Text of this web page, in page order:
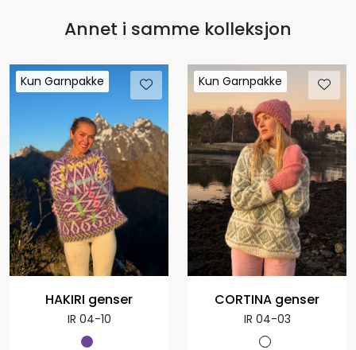
Annet i samme kolleksjon
Kun Garnpakke
Kun Garnpakke
HAKIRI genser
IR 04-10
Kun Garnpakke
Kun Garnpakke
CORTINA genser
IR 04-03